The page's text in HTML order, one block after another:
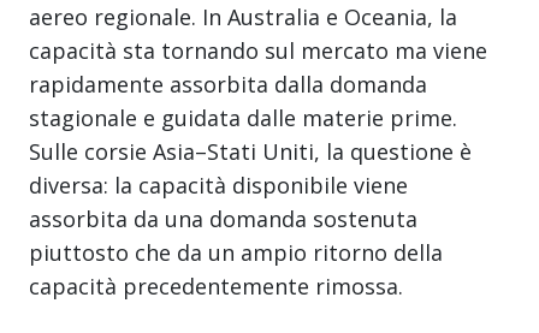
aereo regionale. In Australia e Oceania, la
capacità sta tornando sul mercato ma viene
rapidamente assorbita dalla domanda
stagionale e guidata dalle materie prime.
Sulle corsie Asia–Stati Uniti, la questione è
diversa: la capacità disponibile viene
assorbita da una domanda sostenuta
piuttosto che da un ampio ritorno della
capacità precedentemente rimossa.